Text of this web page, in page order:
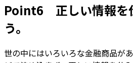
Point6 正しい情報を
う。
世の中にはいろいろな金融商品が